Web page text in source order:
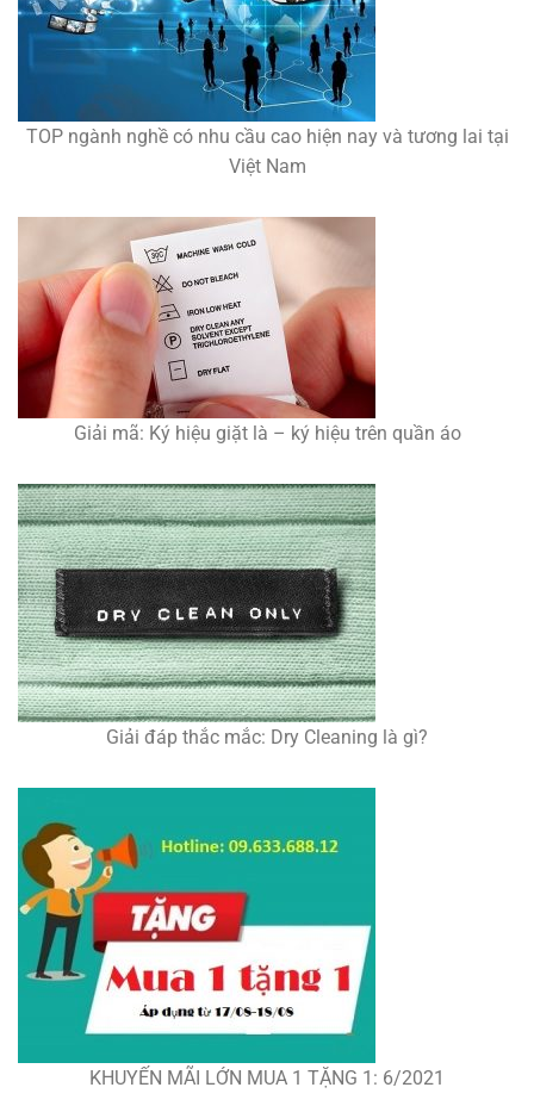
TOP ngành nghề có nhu cầu cao hiện nay và tương lai tại
Việt Nam
Giải mã: Ký hiệu giặt là – ký hiệu trên quần áo
Giải đáp thắc mắc: Dry Cleaning là gì?
KHUYẾN MÃI LỚN MUA 1 TẶNG 1: 6/2021